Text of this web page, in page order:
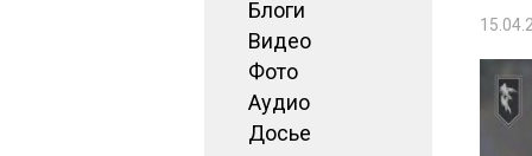
Блоги
Видео
Фото
Аудио
Досье